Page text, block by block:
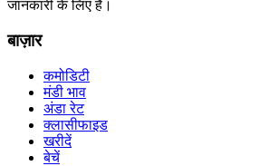
जानकारी के लिए हैं।
बाज़ार
कमोडिटी
मंडी भाव
अंडा रेट
क्लासीफाइड
खरीदें
बेचें